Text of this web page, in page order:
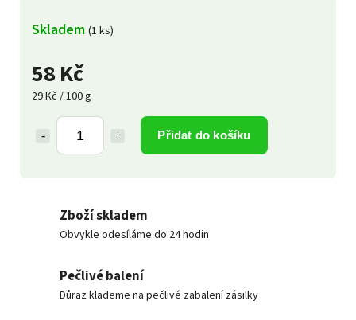
58 Kč
29 Kč / 100 g
Přidat do košíku
Skladem (1 ks)
Zboží skladem
Obvykle odesíláme do 24 hodin
Pečlivé balení
Důraz klademe na pečlivé zabalení zásilky